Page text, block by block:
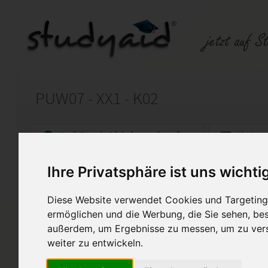
Ihre Privatsphäre ist uns
Diese Website verwendet Cookies und
ermöglichen und die Werbung, die Sie sehen,
außerdem, um Ergebnisse zu messen, um zu
weiter zu entwickeln.
PUW07 - XX1 - K02
Auf StudyAid.de verkaufen
Startseite Abitur und Hochschule
Note 1-
Material:
M1: Dorothea Siems: Der
Gesellschaft